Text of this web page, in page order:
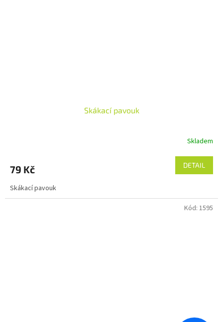
Skákací pavouk
Skladem
79 Kč DETAIL
Skákací pavouk
Kód: 1595